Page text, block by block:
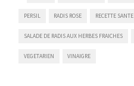
PERSIL RADIS ROSE RECETTE SANTE
SALADE DE RADIS AUX HERBES FRAICHES
VEGETARIEN VINAIGRE